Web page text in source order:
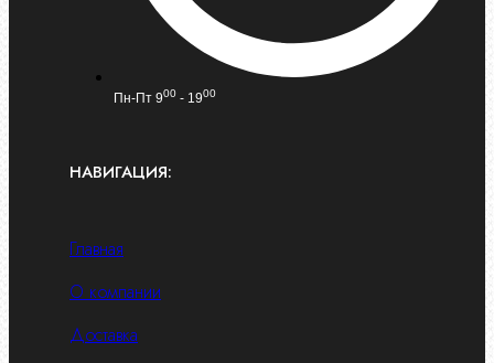
Пн-Пт 900 - 1900
НАВИГАЦИЯ:
Главная
О компании
Доставка